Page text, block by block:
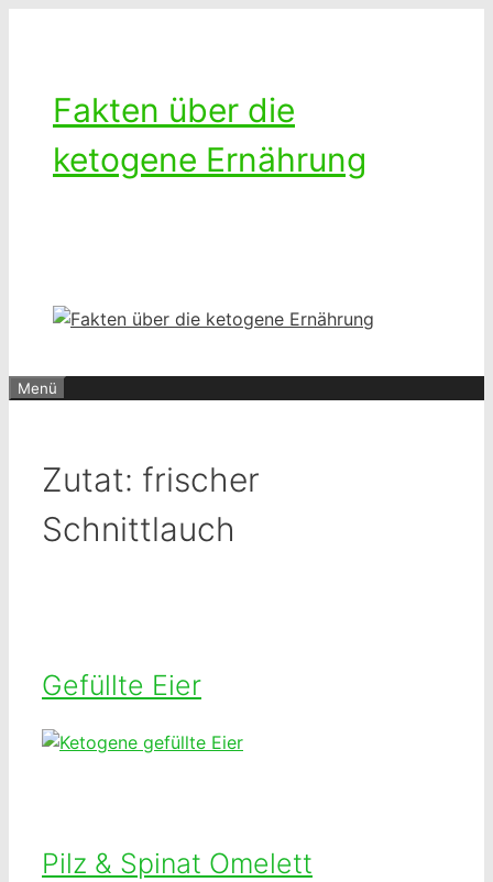
Fakten über die
ketogene Ernährung
Menü
Zutat: frischer
Schnittlauch
Gefüllte Eier
Pilz & Spinat Omelett